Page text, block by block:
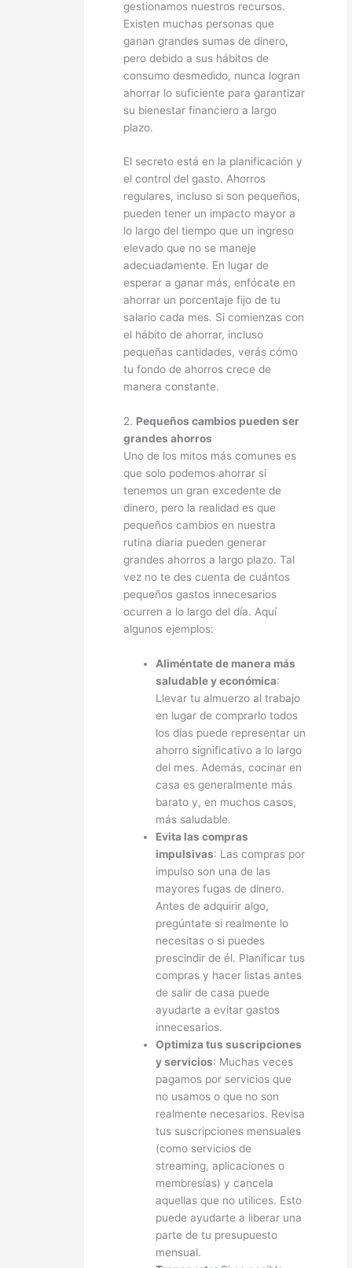
gestionamos nuestros recursos.
Existen muchas personas que
ganan grandes sumas de dinero,
pero debido a sus hábitos de
consumo desmedido, nunca logran
ahorrar lo suficiente para garantizar
su bienestar financiero a largo
plazo.
El secreto está en la planificación y
el control del gasto. Ahorros
regulares, incluso si son pequeños,
pueden tener un impacto mayor a
lo largo del tiempo que un ingreso
elevado que no se maneje
adecuadamente. En lugar de
esperar a ganar más, enfócate en
ahorrar un porcentaje fijo de tu
salario cada mes. Si comienzas con
el hábito de ahorrar, incluso
pequeñas cantidades, verás cómo
tu fondo de ahorros crece de
manera constante.
2. Pequeños cambios pueden ser
grandes ahorros
Uno de los mitos más comunes es
que solo podemos ahorrar si
tenemos un gran excedente de
dinero, pero la realidad es que
pequeños cambios en nuestra
rutina diaria pueden generar
grandes ahorros a largo plazo. Tal
vez no te des cuenta de cuántos
pequeños gastos innecesarios
ocurren a lo largo del día. Aquí
algunos ejemplos:
Aliméntate de manera más
saludable y económica:
Llevar tu almuerzo al trabajo
en lugar de comprarlo todos
los días puede representar un
ahorro significativo a lo largo
del mes. Además, cocinar en
casa es generalmente más
barato y, en muchos casos,
más saludable.
Evita las compras
impulsivas: Las compras por
impulso son una de las
mayores fugas de dinero.
Antes de adquirir algo,
pregúntate si realmente lo
necesitas o si puedes
prescindir de él. Planificar tus
compras y hacer listas antes
de salir de casa puede
ayudarte a evitar gastos
innecesarios.
Optimiza tus suscripciones
y servicios: Muchas veces
pagamos por servicios que
no usamos o que no son
realmente necesarios. Revisa
tus suscripciones mensuales
(como servicios de
streaming, aplicaciones o
membresías) y cancela
aquellas que no utilices. Esto
puede ayudarte a liberar una
parte de tu presupuesto
mensual.